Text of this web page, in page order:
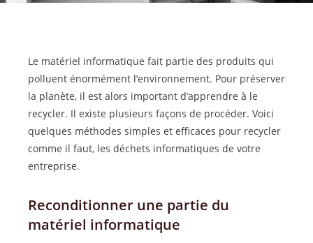
Le matériel informatique fait partie des produits qui
polluent énormément l’environnement. Pour préserver
la planète, il est alors important d’apprendre à le
recycler. Il existe plusieurs façons de procéder. Voici
quelques méthodes simples et efficaces pour recycler
comme il faut, les déchets informatiques de votre
entreprise.
Reconditionner une partie du
matériel informatique